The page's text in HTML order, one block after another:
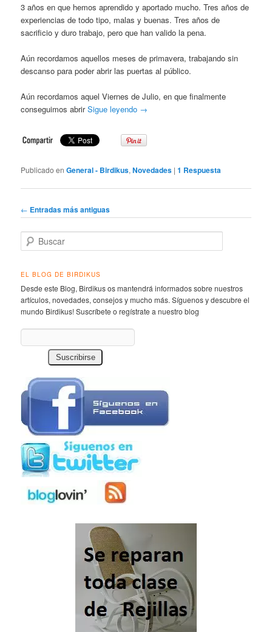
3 años en que hemos aprendido y aportado mucho. Tres años de
experiencias de todo tipo, malas y buenas. Tres años de
sacrificio y duro trabajo, pero que han valido la pena.
Aún recordamos aquellos meses de primavera, trabajando sin
descanso para poder abrir las puertas al público.
Aún recordamos aquel Viernes de Julio, en que finalmente
conseguimos abrirSigue leyendo →
Publicado en General - Birdikus,Novedades |1 Respuesta
Navegador de artículos
← Entradas más antiguas
Buscar
EL BLOG DE BIRDIKUS
Desde este Blog, Birdikus os mantendrá informados sobre nuestros
artículos, novedades, consejos y mucho más. Síguenos y descubre el
mundo Birdikus! Suscríbete o regístrate a nuestro blog